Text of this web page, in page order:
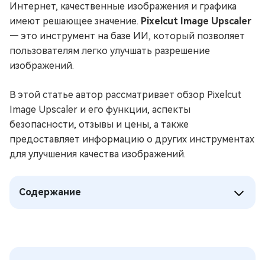
Интернет, качественные изображения и графика
имеют решающее значение. Pixelcut Image Upscaler
— это инструмент на базе ИИ, который позволяет
пользователям легко улучшать разрешение
изображений.
В этой статье автор рассматривает обзор Pixelcut
Image Upscaler и его функции, аспекты
безопасности, отзывы и цены, а также
предоставляет информацию о других инструментах
для улучшения качества изображений.
Содержание